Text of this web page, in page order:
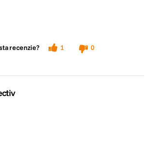
recenzie? 1
0